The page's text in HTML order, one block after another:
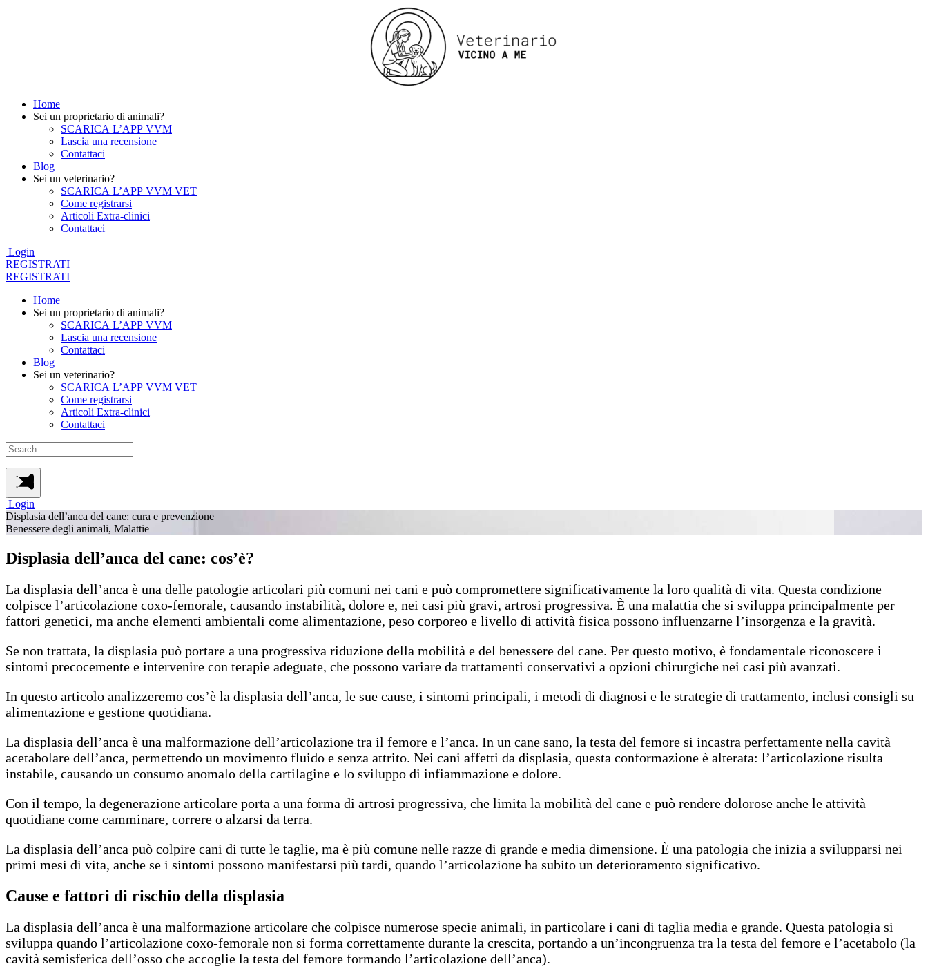
Home
Sei un proprietario di animali?
SCARICA L’APP VVM
Lascia una recensione
Contattaci
Blog
Sei un veterinario?
SCARICA L’APP VVM VET
Come registrarsi
Articoli Extra-clinici
Contattaci
Login
REGISTRATI
REGISTRATI
Home
Sei un proprietario di animali?
SCARICA L’APP VVM
Lascia una recensione
Contattaci
Blog
Sei un veterinario?
SCARICA L’APP VVM VET
Come registrarsi
Articoli Extra-clinici
Contattaci
Login
Displasia dell’anca del cane: cura e prevenzione
Benessere degli animali, Malattie
Displasia dell’anca del cane: cos’è?
La displasia dell’anca è una delle patologie articolari più comuni nei cani e può compromettere significativamente la loro qualità di vita. Questa condizione
colpisce l’articolazione coxo-femorale, causando instabilità, dolore e, nei casi più gravi, artrosi progressiva. È una malattia che si sviluppa principalmente per
fattori genetici, ma anche elementi ambientali come alimentazione, peso corporeo e livello di attività fisica possono influenzarne l’insorgenza e la gravità.
Se non trattata, la displasia può portare a una progressiva riduzione della mobilità e del benessere del cane. Per questo motivo, è fondamentale riconoscere i
sintomi precocemente e intervenire con terapie adeguate, che possono variare da trattamenti conservativi a opzioni chirurgiche nei casi più avanzati.
In questo articolo analizzeremo cos’è la displasia dell’anca, le sue cause, i sintomi principali, i metodi di diagnosi e le strategie di trattamento, inclusi consigli su
alimentazione e gestione quotidiana.
La displasia dell’anca è una malformazione dell’articolazione tra il femore e l’anca. In un cane sano, la testa del femore si incastra perfettamente nella cavità
acetabolare dell’anca, permettendo un movimento fluido e senza attrito. Nei cani affetti da displasia, questa conformazione è alterata: l’articolazione risulta
instabile, causando un consumo anomalo della cartilagine e lo sviluppo di infiammazione e dolore.
Con il tempo, la degenerazione articolare porta a una forma di artrosi progressiva, che limita la mobilità del cane e può rendere dolorose anche le attività
quotidiane come camminare, correre o alzarsi da terra.
La displasia dell’anca può colpire cani di tutte le taglie, ma è più comune nelle razze di grande e media dimensione. È una patologia che inizia a svilupparsi nei
primi mesi di vita, anche se i sintomi possono manifestarsi più tardi, quando l’articolazione ha subito un deterioramento significativo.
Cause e fattori di rischio della displasia
La displasia dell’anca è una malformazione articolare che colpisce numerose specie animali, in particolare i cani di taglia media e grande. Questa patologia si
sviluppa quando l’articolazione coxo-femorale non si forma correttamente durante la crescita, portando a un’incongruenza tra la testa del femore e l’acetabolo (la
cavità semisferica dell’osso che accoglie la testa del femore formando l’articolazione dell’anca).